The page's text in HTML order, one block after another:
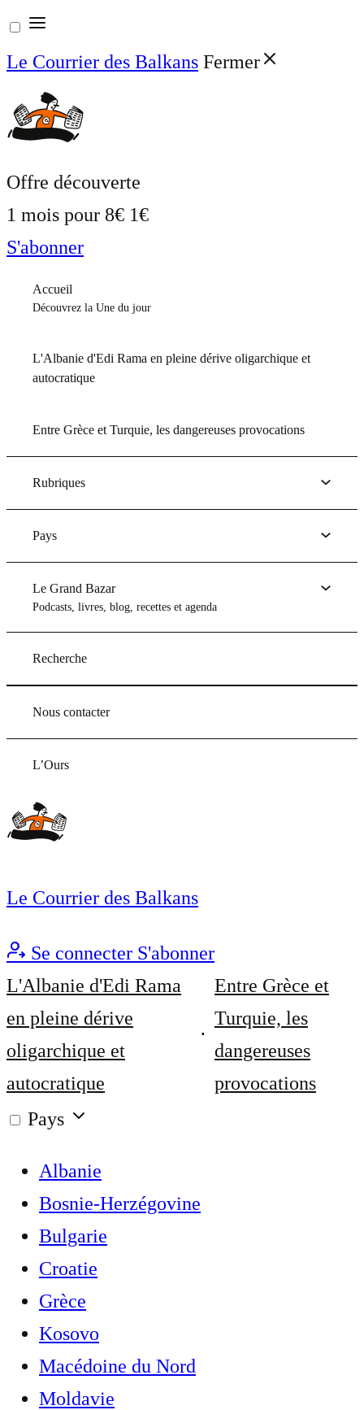
Aller
au
contenu
Le Courrier des Balkans Fermer
Offre découverte
1 mois pour 8€ 1€
S'abonner
Accueil
Découvrez la Une du jour
L'Albanie d'Edi Rama en pleine dérive oligarchique et
autocratique
Entre Grèce et Turquie, les dangereuses provocations
Rubriques
Pays
Le Grand Bazar
Podcasts, livres, blog, recettes et agenda
Recherche
Nous contacter
L’Ours
Le Courrier des Balkans
Se connecter S'abonner
L'Albanie d'Edi Rama
en pleine dérive
oligarchique et
autocratique
Entre Grèce et
Turquie, les
dangereuses
provocations
Pays
Albanie
Bosnie-Herzégovine
Bulgarie
Croatie
Grèce
Kosovo
Macédoine du Nord
Moldavie